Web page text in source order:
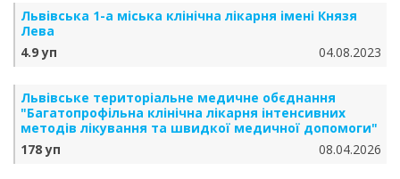
Львівська 1-а міська клінічна лікарня імені Князя
Лева
4.9 уп
04.08.2023
Львівське територіальне медичне обєднання
"Багатопрофільна клінічна лікарня інтенсивних
методів лікування та швидкої медичної допомоги"
178 уп
08.04.2026